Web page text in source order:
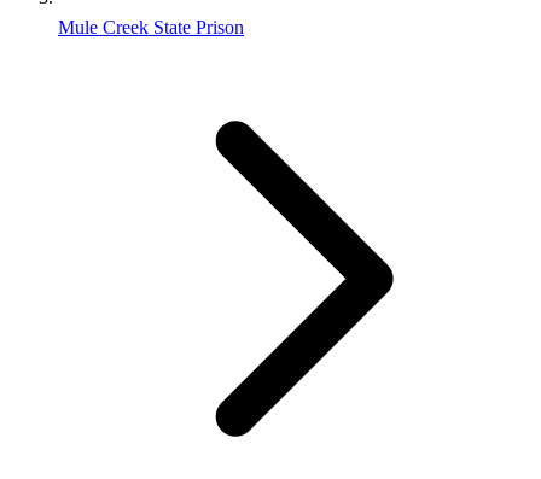
Mule Creek State Prison